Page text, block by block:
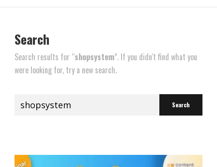
Search
Search results for “shopsystem”. If you didn't find what you
were looking for, try a new search.
Search